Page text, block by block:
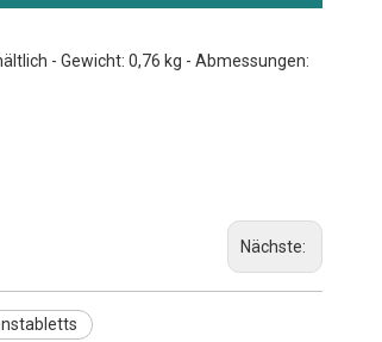
- Gewicht: 0,76 kg - Abmessungen:
Nächste: